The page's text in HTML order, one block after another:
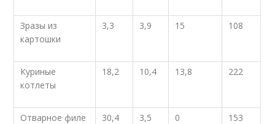
Зразы из
картошки
3,3 3,9 15 108
Куриные
котлеты
18,2 10,4 13,8 222
Отварное филе
30,4 3,5 0 153